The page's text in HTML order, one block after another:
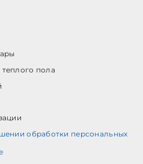
пола
обработки персональных